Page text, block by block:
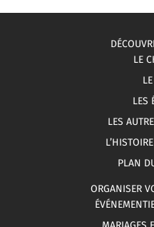
LE
LES
LES
PLAN
ORGANISER